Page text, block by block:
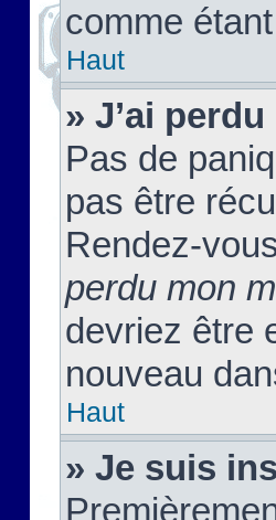
comme
Haut
» J’ai
Pas de
pas être
Rendez-
perdu mon
devriez être
nouveau
Haut
» Je suis